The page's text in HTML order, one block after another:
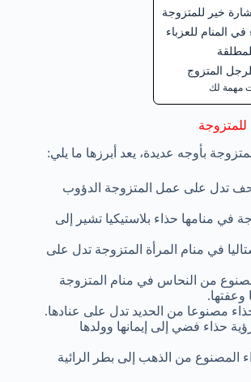
خير للمتزوجة
المنام للعزباء
المتزوج
مهمة لك
للمتزوجة
بأوجه عديدة، يعد أبرزها ما يلي:
تدل على عمل المتزوجة الدؤوب
في منامها حذاء بلاستيكيا تشير إلى
في منام المرأة المتزوجة تدل على
من النحاس في منام المتزوجة
وعفتها.
مصنوعا من الحديد تدل على عنادها.
حذاء فضي إلى إيمانها وولدها
المصنوع من الذهب إلى بطر الرائية